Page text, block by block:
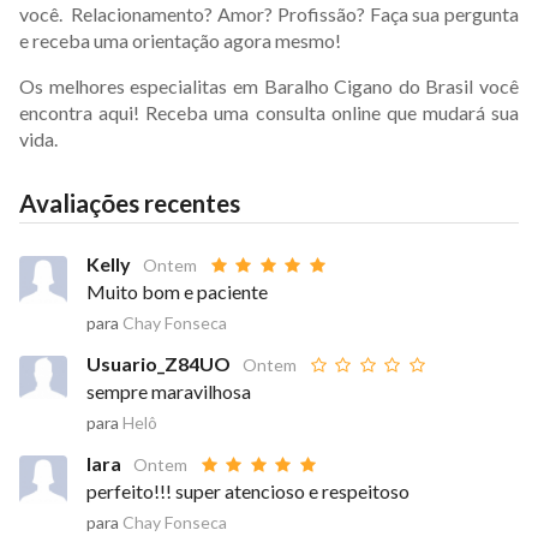
você. Relacionamento? Amor? Profissão? Faça sua pergunta
e receba uma orientação agora mesmo!
Os melhores especialitas em Baralho Cigano do Brasil você
encontra aqui! Receba uma consulta online que mudará sua
vida.
Avaliações recentes
Kelly Ontem
Muito bom e paciente
para Chay Fonseca
Usuario_Z84UO Ontem
sempre maravilhosa
para Helô
Iara Ontem
perfeito!!! super atencioso e respeitoso
para Chay Fonseca